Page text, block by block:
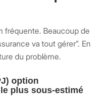
fréquente. Beaucoup de
va tout gérer”. En
du problème.
option
plus sous-estimé